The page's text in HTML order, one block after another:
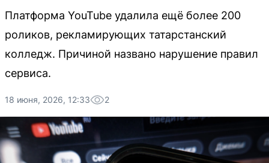
Платформа YouTube удалила ещё более 200
роликов, рекламирующих татарстанский
колледж. Причиной названо нарушение правил
сервиса.
18 июня, 2026, 12:33 2